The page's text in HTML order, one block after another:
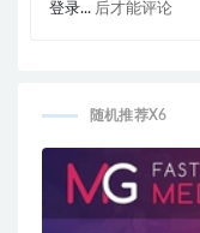
登录... 后才能评论
随机推荐X6